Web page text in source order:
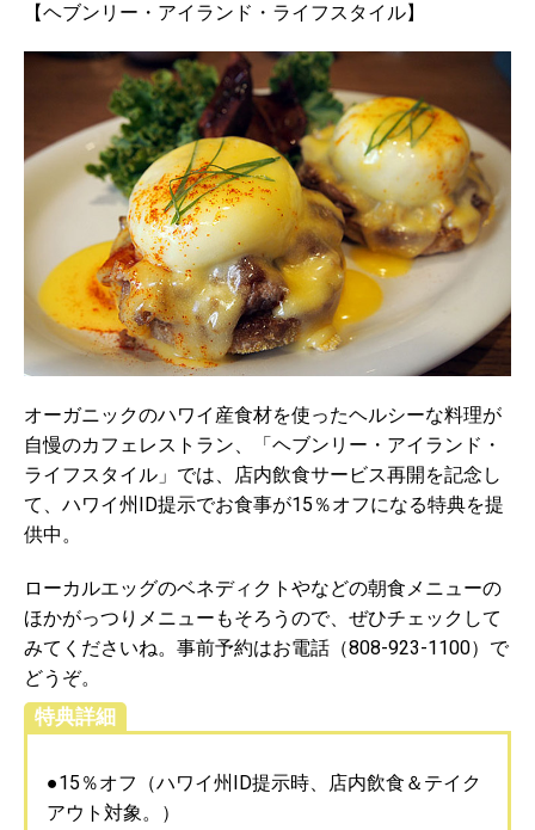
【ヘブンリー・アイランド・ライフスタイル】
オーガニックのハワイ産食材を使ったヘルシーな料理が
自慢のカフェレストラン、「ヘブンリー・アイランド・
ライフスタイル」では、店内飲食サービス再開を記念し
て、ハワイ州ID提示でお食事が15％オフになる特典を提
供中。
ローカルエッグのベネディクトやなどの朝食メニューの
ほかがっつりメニューもそろうので、ぜひチェックして
みてくださいね。事前予約はお電話（808-923-1100）で
どうぞ。
特典詳細
●15％オフ（ハワイ州ID提示時、店内飲食＆テイク
アウト対象。）